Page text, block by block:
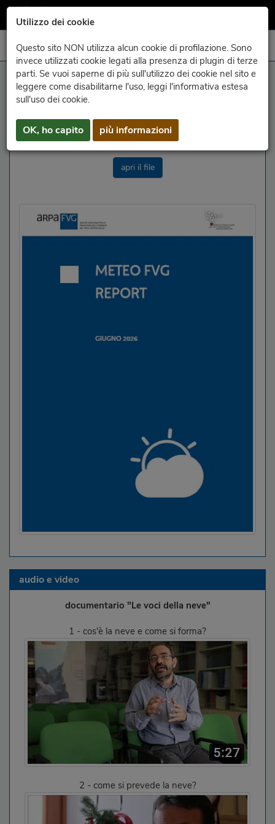
Utilizzo dei cookie
Questo sito NON utilizza alcun cookie di profilazione. Sono
invece utilizzati cookie legati alla presenza di plugin di terze
parti. Se vuoi saperne di più sull'utilizzo dei cookie nel sito e
leggere come disabilitarne l'uso, leggi l'informativa estesa
sull'uso dei cookie.
OK, ho capito più informazioni
report
Jahr wählen: Monat:
apri il file
audio e video
documentario "Le voci della neve"
1 - cos'è la neve e come si forma?
2 - come si prevede la neve?